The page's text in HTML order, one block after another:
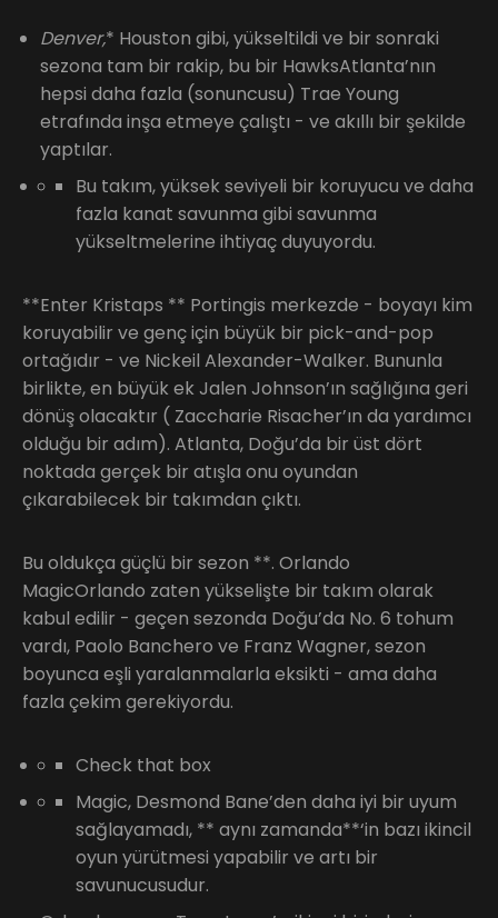
Denver,* Houston gibi, yükseltildi ve bir sonraki
sezona tam bir rakip, bu bir HawksAtlanta’nın
hepsi daha fazla (sonuncusu) Trae Young
etrafında inşa etmeye çalıştı - ve akıllı bir şekilde
yaptılar.
Bu takım, yüksek seviyeli bir koruyucu ve daha
fazla kanat savunma gibi savunma
yükseltmelerine ihtiyaç duyuyordu.
**Enter Kristaps ** Portingis merkezde - boyayı kim
koruyabilir ve genç için büyük bir pick-and-pop
ortağıdır - ve Nickeil Alexander-Walker. Bununla
birlikte, en büyük ek Jalen Johnson’ın sağlığına geri
dönüş olacaktır ( Zaccharie Risacher’ın da yardımcı
olduğu bir adım). Atlanta, Doğu’da bir üst dört
noktada gerçek bir atışla onu oyundan
çıkarabilecek bir takımdan çıktı.
Bu oldukça güçlü bir sezon **. Orlando
MagicOrlando zaten yükselişte bir takım olarak
kabul edilir - geçen sezonda Doğu’da No. 6 tohum
vardı, Paolo Banchero ve Franz Wagner, sezon
boyunca eşli yaralanmalarla eksikti - ama daha
fazla çekim gerekiyordu.
Check that box
Magic, Desmond Bane’den daha iyi bir uyum
sağlayamadı, ** aynı zamanda**‘in bazı ikincil
oyun yürütmesi yapabilir ve artı bir
savunucusudur.